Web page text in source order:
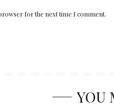
for the next time I comment.
YOU